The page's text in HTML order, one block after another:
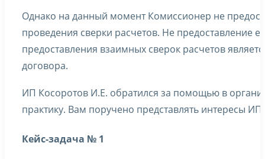
Однако на данный момент Комиссионер не
проведения сверки расчетов. Не предоставление
предоставления взаимных сверок расчетов
договора.
ИП Косоротов И.Е. обратился за помощью в
практику. Вам поручено представлять интересы
Кейс-задача № 1